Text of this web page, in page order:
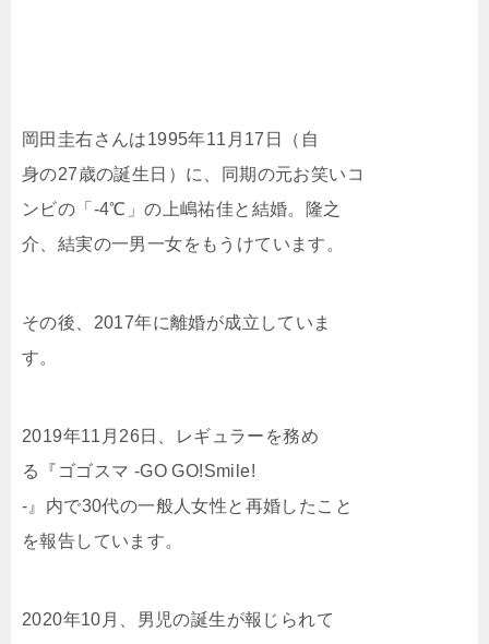
岡田圭右さんは1995年11月17日（自
身の27歳の誕生日）に、同期の元お笑いコ
ンビの「-4℃」の上嶋祐佳と結婚。隆之
介、結実の一男一女をもうけています。
その後、2017年に離婚が成立していま
す。
2019年11月26日、レギュラーを務め
る『ゴゴスマ -GO GO!Smile!
-』内で30代の一般人女性と再婚したこと
を報告しています。
2020年10月、男児の誕生が報じられて